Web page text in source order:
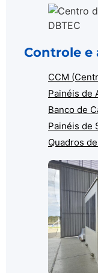
Controle e
CCM
Painéis de
Banco de
Painéis de
Quadros